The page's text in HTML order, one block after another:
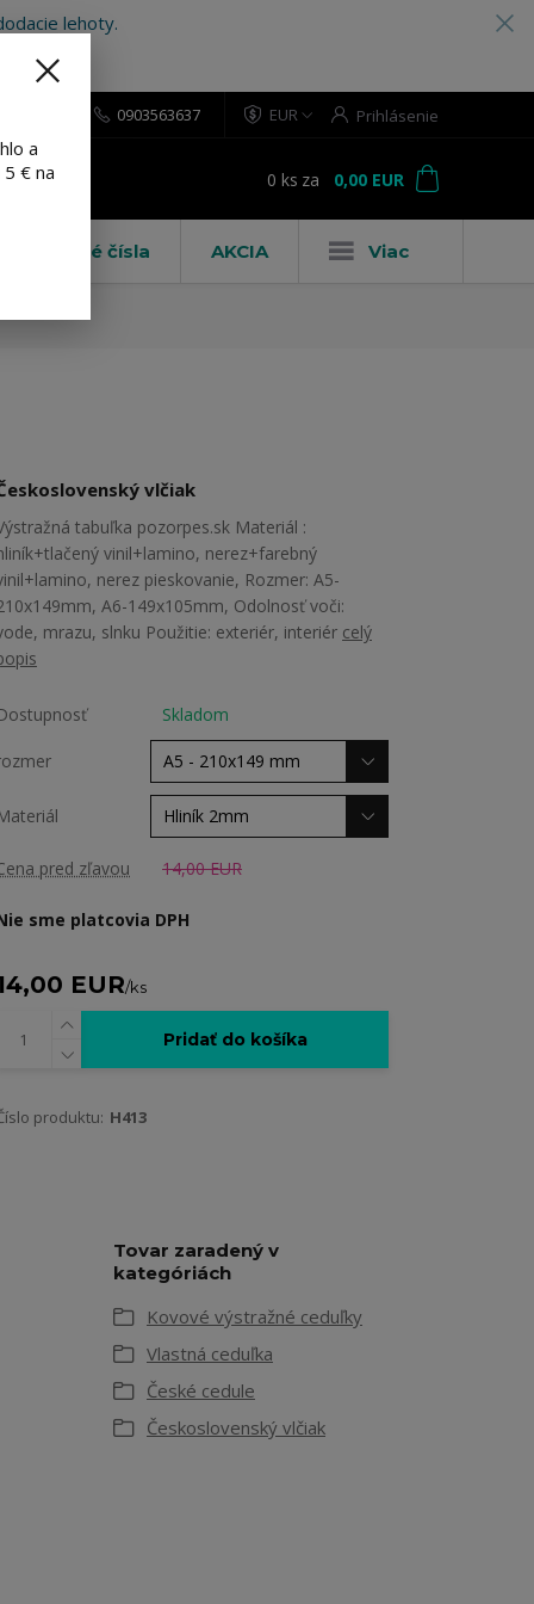
lehoty.
EUR Prihlásenie
0903563637
0 ks za 0,00 EUR
Domové čísla AKCIA Viac
vlčiak
tabuľka pozorpes.sk Materiál :
vinil+lamino, nerez+farebný
nerez pieskovanie, Rozmer: A5-
A6-149x105mm, Odolnosť voči:
mrazu, slnku Použitie: exteriér, interiér celý
Skladom
pred zľavou 14,00 EUR
sme platcovia DPH
EUR/ks
Pridať do košíka
produktu: H413
Tovar zaradený v
kategóriách
Kovové výstražné ceduľky
Vlastná ceduľka
České cedule
Československý vlčiak
a
€ na